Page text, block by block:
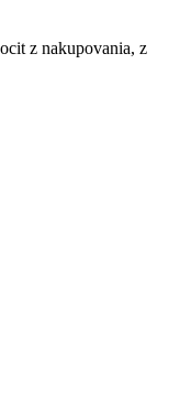
z nakupovania, z